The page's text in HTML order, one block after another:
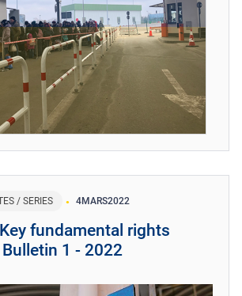
/ SERIES 4MARS2022
fundamental rights
1 - 2022